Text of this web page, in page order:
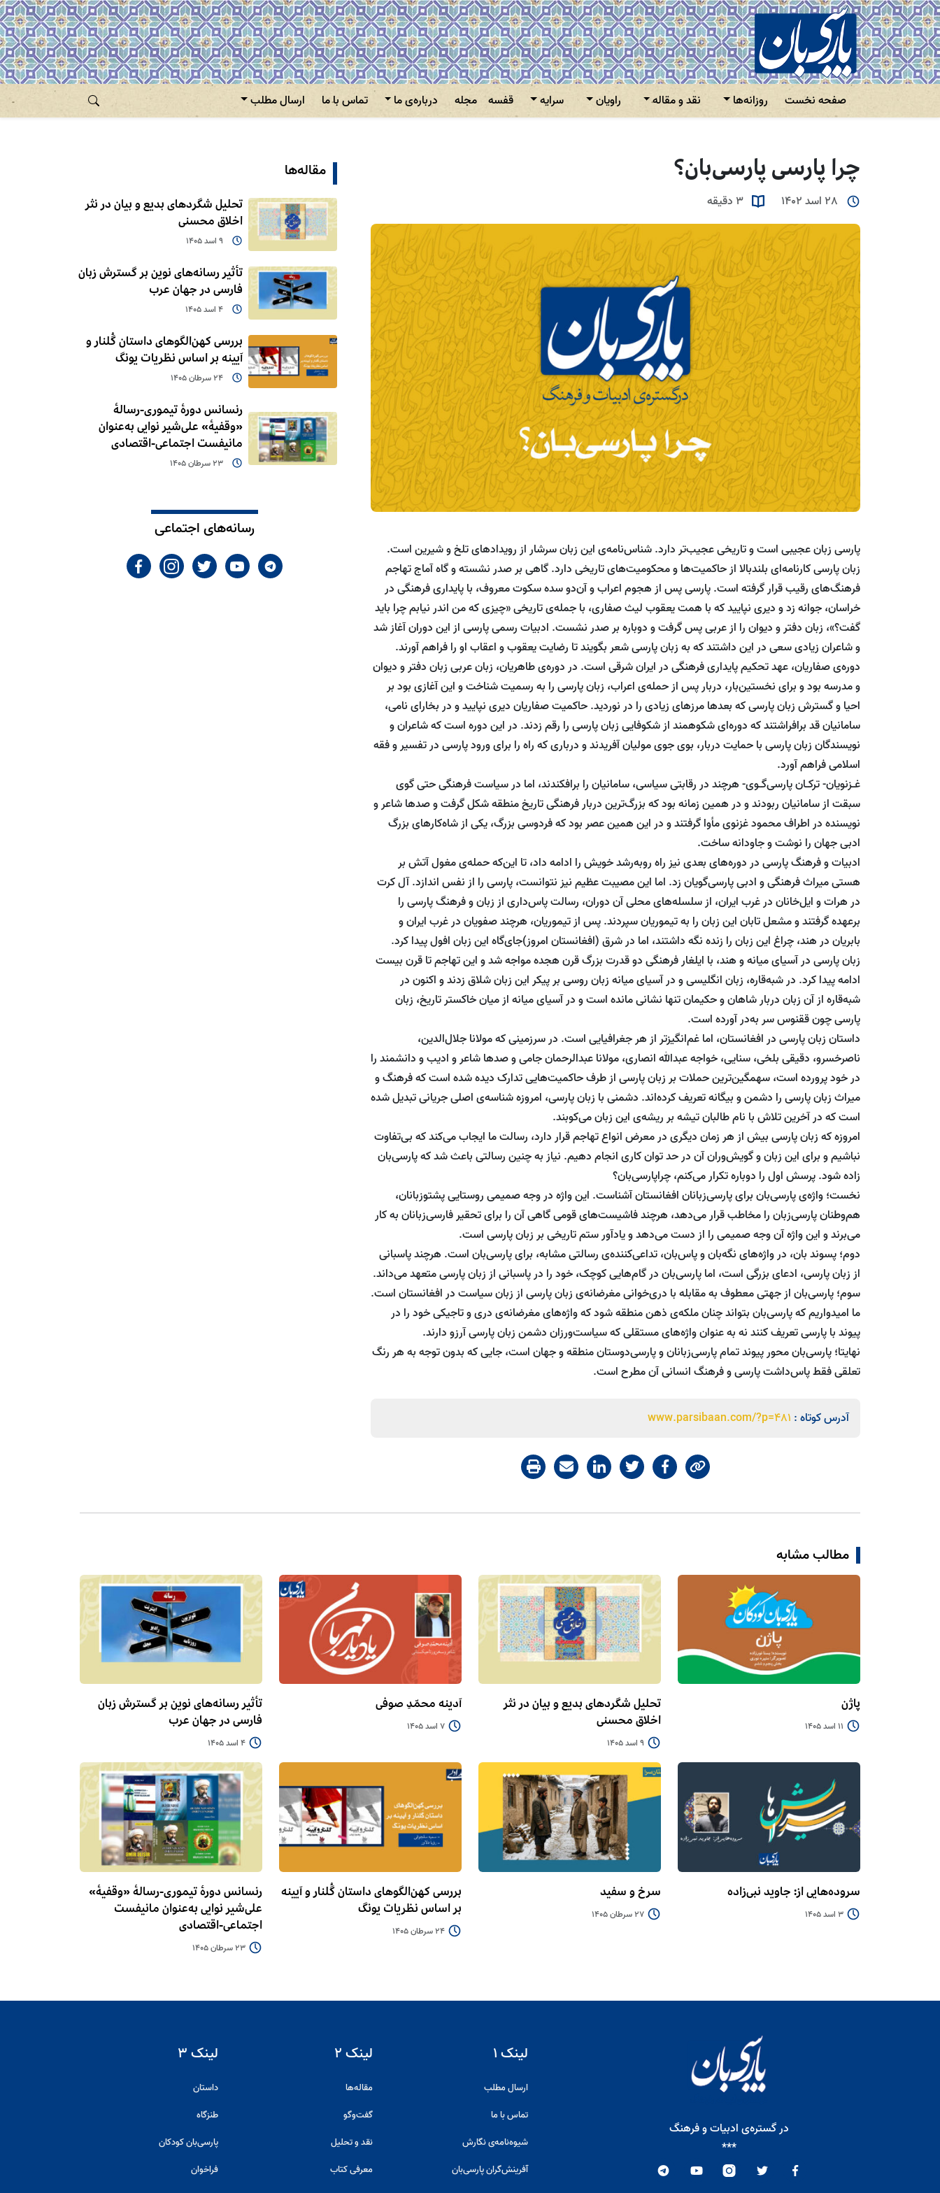
صفحه نخست روزانه‌ها نقد و مقاله راویان سرایه قفسه مجله درباره‌ی ما تماس با ما ارسال مطلب
چرا پارسی پارسی‌بان؟
28 اسد 1402 3 دقیقه
پارسی زبان عجیبی است و تاریخی عجیب‌تر دارد. شناس‌نامه‌ی این زبان سرشار از رویدادهای تلخ و شیرین است.
زبان پارسی کارنامه‌ای بلندبالا از حاکمیت‌ها و محکومیت‌های تاریخی دارد. گاهی بر صدر نشسته و گاه آماج تهاجم
فرهنگ‌های رقیب قرار گرفته است. پارسی پس از هجوم اعراب و آن‌دو سده سکوت معروف، با پایداری فرهنگی در
خراسان، جوانه زد و دیری نپایید که با همت یعقوب لیث صفاری، با جمله‌ی تاریخی «چیزی که من اندر نیابم چرا باید
گفت؟»، زبان دفتر و دیوان را از عربی پس گرفت و دوباره بر صدر نشست. ادبیات رسمی پارسی از این دوران آغاز شد
و شاعران زیادی سعی در این داشتند که به زبان پارسی شعر بگویند تا رضایت یعقوب و اعقاب او را فراهم آورند.
دوره‌ی صفاریان، عهد تحکیم پایداری فرهنگی در ایران شرقی است. در دوره‌ی‌ طاهریان، زبان عربی زبان دفتر و دیوان
و مدرسه بود و برای نخستین‌بار، دربار پس از حمله‌ی اعراب، زبان پارسی را به رسمیت شناخت و این آغازی بود بر
احیا و گسترش زبان پارسی که بعدها مرزهای زیادی را در نوردید. حاکمیت صفاریان دیری نپایید و در بخارای نامی،
سامانیان قد برافراشتند که دوره‌ای شکوهمند از شکوفایی زبان پارسی را رقم زدند. در این دوره است که شاعران و
نویسندگان زبان پارسی با حمایت دربار، بوی جوی مولیان آفریدند و درباری که راه را برای ورود پارسی در تفسیر و فقه
اسلامی فراهم آورد.
غـزنویان- ترکـان پارسی‌گـوی- هرچند در رقابتی سیاسی، سامانیان را برافکندند، اما در سیاست فرهنگی حتی گوی
سبقت از سامانیان ربودند و در همین زمانه بود که بزرگ‌ترین دربار فرهنگی تاریخ منطقه شکل گرفت و صدها شاعر و
نویسنده در اطراف محمود غزنوی مأوا گرفتند و در این همین عصر بود که فردوسی بزرگ، یکی از شاه‌کارهای بزرگ
ادبی جهان را نوشت و جاودانه ساخت.
ادبیات و فرهنگ پارسی در دوره‌های بعدی نیز راه روبه‌رشد خویش را ادامه داد، تا این‌که حمله‌ی مغول آتش بر
هستی میراث فرهنگی و ادبی پارسی‌گویان زد. اما این مصیبت عظیم نیز نتوانست، پارسی را از نفس اندازد. آل کرت
در هرات و ایل‌خانان در غرب ایران، از سلسله‌های محلی آن دوران، رسالت پاس‌داری از زبان و فرهنگ پارسی را
برعهده گرفتند و مشعل تابان این زبان را به تیموریان سپردند. پس از تیموریان، هرچند صفویان در غرب ایران و
بابریان در هند، چراغ این زبان را زنده نگه داشتند، اما در شرق (افغانستان امروز)جای‌گاه این زبان افول پیدا کرد.
زبان پارسی در آسیای میانه و هند، با ایلغار فرهنگی دو قدرت بزرگ قرن هجده مواجه شد و این تهاجم تا قرن بیست
ادامه پیدا کرد. در شبه‌قاره، زبان انگلیسی و در آسیای میانه زبان روسی بر پیکر این زبان شلاق زدند و اکنون در
شبه‌قاره از آن زبان دربار شاهان و حکیمان تنها نشانی مانده است و در آسیای میانه از میان خاکستر تاریخ، زبان
پارسی چون ققنوس سر به‌در آورده است.
داستان زبان پارسی در افغانستان، اما غم‌انگیزتر از هر جغرافیایی است. در سرزمینی که مولانا جلال‌الدین،
ناصرخسرو، دقیقی بلخی، سنایی، خواجه عبدالله انصاری، مولانا عبدالرحمان جامی و صدها شاعر و ادیب و دانشمند را
در خود پرورده است، سهمگین‌ترین حملات بر زبان پارسی از طرف حاکمیت‌هایی تدارک دیده شده است که فرهنگ و
میراث زبان پارسی را دشمن و بیگانه تعریف کرده‌اند. دشمنی با زبان پارسی، امروزه شناسه‌ی اصلی جریانی تبدیل شده
است که در آخرین تلاش با نام طالبان تیشه بر ریشه‌ی این زبان می‌کوبند.
امروزه که زبان پارسی بیش از هر زمان دیگری در معرض انواع تهاجم قرار دارد، رسالت ما ایجاب می‌کند که بی‌تفاوت
نباشیم و برای این زبان و گویش‌وران آن در حد توان کاری انجام دهیم. نیاز به چنین رسالتی باعث شد که پارسی‌بان
زاده شود. پرسش اول را دوباره تکرار می‌کنم، چراپارسی‌بان؟
نخست؛ واژه‌‌ی پارسی‌بان برای پارسی‌زبانان افغانستان آشناست. این واژه در وجه صمیمی روستایی پشتوزبانان،
هم‌وطنان پارسی‌زبان را مخاطب قرار می‌دهد، هرچند فاشیست‌های قومی گاهی آن را برای تحقیر فارسی‌زبانان به کار
می‌برند و این واژه آن وجه صمیمی را از دست می‌دهد و یادآور ستم تاریخی بر زبان پارسی است.
دوم؛ پسوند بان، در واژه‌های نگه‌بان‌ و پاس‌بان، تداعی‌کننده‌ی رسالتی مشابه، برای پارسی‌بان است. هرچند پاسبانی
از زبان پارسی، ادعای بزرگی است، اما پارسی‌بان در گام‌هایی کوچک، خود را در پاسبانی از زبان پارسی متعهد می‌داند.
سوم؛ پارسی‌بان از جهتی معطوف به مقابله با دری‌خوانی مغرضانه‌ی زبان پارسی از زبان سیاست در افغانستان است.
ما امیدواریم که پارسی‌بان بتواند چنان ملکه‌ی ذهن منطقه شود که واژه‌های مغرضانه‌ی دری و تاجیکی خود را در
پیوند با پارسی تعریف کنند نه به عنوان واژه‌های مستقلی که سیاست‌ورزان دشمن زبان پارسی آرزو دارند.
نهایتا‌؛ پارسی‌بان محور پیوند تمام پارسی‌زبانان و پارسی‌دوستان منطقه و جهان است، جایی که بدون توجه به هر رنگ
تعلقی فقط پاس‌داشت پارسی و فرهنگ انسانی آن مطرح است.
آدرس کوتاه : www.parsibaan.com/?p=481
مقاله‌ها
تحلیل شگردهای بدیع و بیان در نثر
اخلاق محسنی
9 اسد 1405
تأثیر رسانه‌های نوین بر گسترش زبان
فارسی در جهان عرب
4 اسد 1405
بررسی کهن‌الگوهای داستان گُلنار و
آیینه بر اساس نظریات یونگ
24 سرطان 1405
رنسانس دورۀ تیموری-رسالۀ
«وقفیۀ» علی‌شیر نوایی به‌عنوان
مانیفست اجتماعی-اقتصادی
23 سرطان 1405
رسانه‌های اجتماعی
مطالب مشابه
پاژن
11 اسد 1405
تحلیل شگردهای بدیع و بیان در نثر
اخلاق محسنی
9 اسد 1405
آدینه محمّدِ صوفی
7 اسد 1405
تأثیر رسانه‌های نوین بر گسترش زبان
فارسی در جهان عرب
4 اسد 1405
سروده‌هایی از: جاوید نبی‌زاده
3 اسد 1405
سرخ و سفید
27 سرطان 1405
بررسی کهن‌الگوهای داستان گُلنار و آیینه
بر اساس نظریات یونگ
24 سرطان 1405
رنسانس دورۀ تیموری-رسالۀ «وقفیۀ»
علی‌شیر نوایی به‌عنوان مانیفست
اجتماعی-اقتصادی
23 سرطان 1405
در گستره‌ی ادبیات و فرهنگ
***
لینک ۱
ارسال مطلب
تماس با ما
شیوه‌نامه‌ی نگارش
آفرینش‌گران پارسی‌بان
لینک ۲
مقاله‌ها
گفت‌و‌گو
نقد و تحلیل
معرفی کتاب
لینک ۳
داستان
طنزگاه
پارسی‌بان کودکان
فراخوان